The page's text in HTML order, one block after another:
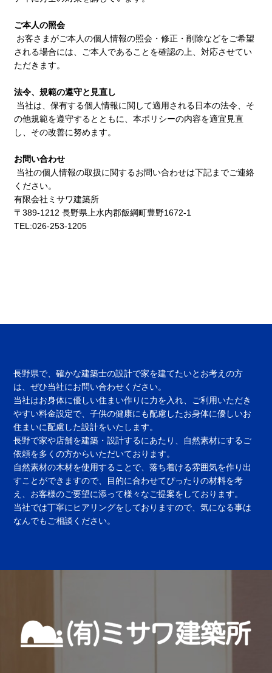
ご本人の照会
お客さまがご本人の個人情報の照会・修正・削除などをご希望
される場合には、ご本人であることを確認の上、対応させてい
ただきます。
法令、規範の遵守と見直し
当社は、保有する個人情報に関して適用される日本の法令、そ
の他規範を遵守するとともに、本ポリシーの内容を適宜見直
し、その改善に努めます。
お問い合わせ
当社の個人情報の取扱に関するお問い合わせは下記までご連絡
ください。
有限会社ミサワ建築所
〒389-1212 長野県上水内郡飯綱町豊野1672-1
TEL:026-253-1205
長野県で、確かな建築士の設計で家を建てたいとお考えの方
は、ぜひ当社にお問い合わせください。
当社はお身体に優しい住まい作りに力を入れ、ご利用いただき
やすい料金設定で、子供の健康にも配慮したお身体に優しいお
住まいに配慮した設計をいたします。
長野で家や店舗を建築・設計するにあたり、自然素材にするご
依頼を多くの方からいただいております。
自然素材の木材を使用することで、落ち着ける雰囲気を作り出
すことができますので、目的に合わせてぴったりの材料を考
え、お客様のご要望に添って様々なご提案をしております。
当社では丁寧にヒアリングをしておりますので、気になる事は
なんでもご相談ください。